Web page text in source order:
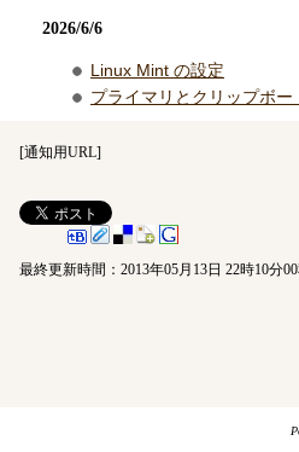
2026/6/6
Linux Mint の設定
プライマリとクリップボー
[通知用URL]
最終更新時間：2013年05月13日 22時10分